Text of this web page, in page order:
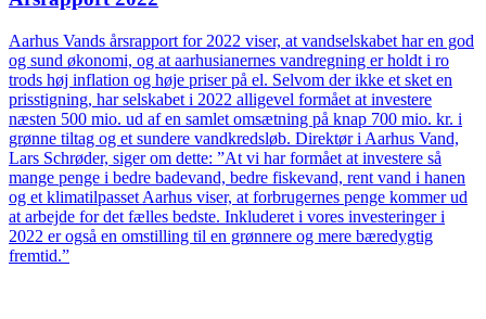
Aarhus Vands årsrapport for 2022 viser, at vandselskabet har en god
og sund økonomi, og at aarhusianernes vandregning er holdt i ro
trods høj inflation og høje priser på el. Selvom der ikke et sket en
prisstigning, har selskabet i 2022 alligevel formået at investere
næsten 500 mio. ud af en samlet omsætning på knap 700 mio. kr. i
grønne tiltag og et sundere vandkredsløb. Direktør i Aarhus Vand,
Lars Schrøder, siger om dette: ”At vi har formået at investere så
mange penge i bedre badevand, bedre fiskevand, rent vand i hanen
og et klimatilpasset Aarhus viser, at forbrugernes penge kommer ud
at arbejde for det fælles bedste. Inkluderet i vores investeringer i
2022 er også en omstilling til en grønnere og mere bæredygtig
fremtid.”